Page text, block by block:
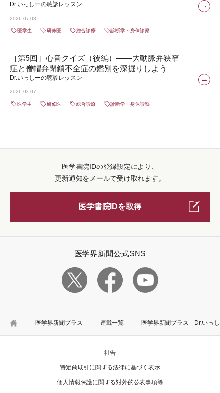
HOME 医学界新聞プラス 連載一覧 医学界新聞プラス Dr.いっ
Dr.いっしーの聴診レッスン
2026.07.03
医学生 研修医 総合診療 診断学・身体診察
［第5回］心音クイズ（後編）――大動脈弁狭窄
症と僧帽弁閉鎖不全症の鑑別を深掘りしよう
Dr.いっしーの聴診レッスン
2026.08.07
医学生 研修医 総合診療 診断学・身体診察
医学書院IDの登録設定により、
更新通知をメールで受け取れます。
医学書院IDを取得
医学界新聞公式SNS
社告
特定商取引に関する法律に基づく表示
個人情報保護に関する対外的公表事項等